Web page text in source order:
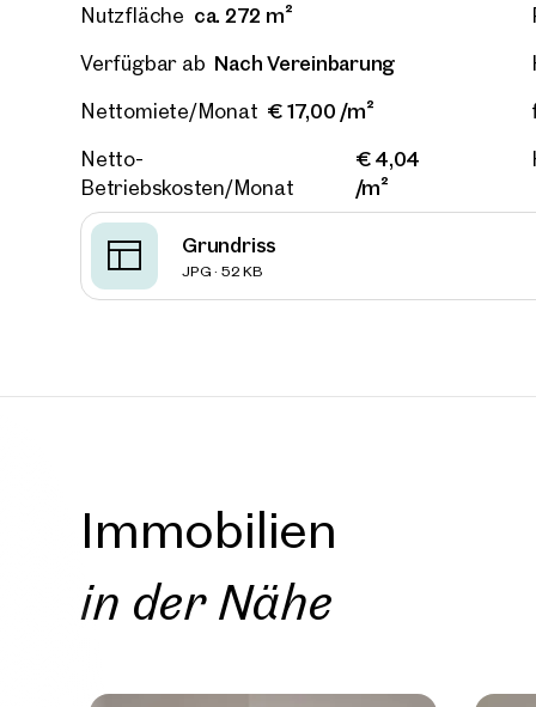
Nutzfläche ca. 272 m²
Verfügbar ab Nach Vereinbarung
Nettomiete/Monat € 17,00 /m²
Netto-
Betriebskosten/Monat
€ 4,04
/m²
Grundriss
JPG · 52 KB
E-
Ich
Immobilien
in der Nähe